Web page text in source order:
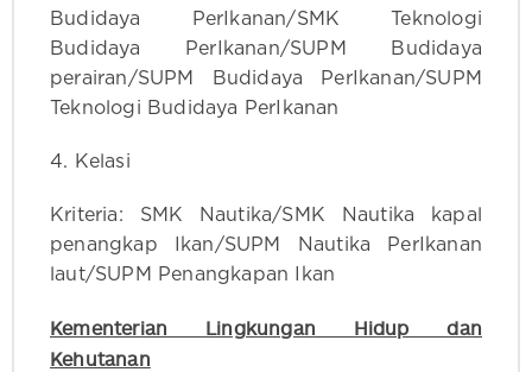
Budidaya PerIkanan/SMK Teknologi
Budidaya PerIkanan/SUPM Budidaya
perairan/SUPM Budidaya PerIkanan/SUPM
Teknologi Budidaya PerIkanan
4. Kelasi
Kriteria: SMK Nautika/SMK Nautika kapal
penangkap Ikan/SUPM Nautika PerIkanan
laut/SUPM Penangkapan Ikan
Kementerian Lingkungan Hidup dan
Kehutanan